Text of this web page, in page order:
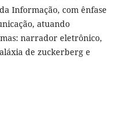
Informação, com ênfase
atuando
narrador eletrônico,
de zuckerberg e